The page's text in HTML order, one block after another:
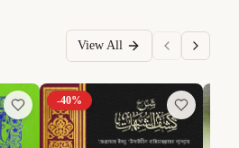
View All
-40%